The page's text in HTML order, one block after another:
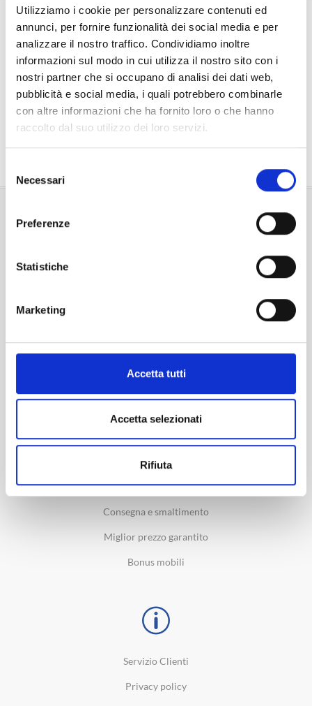
Utilizziamo i cookie per personalizzare contenuti ed
annunci, per fornire funzionalità dei social media e per
analizzare il nostro traffico. Condividiamo inoltre
informazioni sul modo in cui utilizza il nostro sito con i
nostri partner che si occupano di analisi dei dati web,
pubblicità e social media, i quali potrebbero combinarle
con altre informazioni che ha fornito loro o che hanno
raccolto dal suo utilizzo dei loro servizi.
delNecessari
Preferenze
Statistiche
Marketing
Accetta tutti
Accetta selezionati
Rifiuta
OFFERTE
L'AZIENDA
NEWS
DOVE SIAMO
SERVIZI
IVA agevolata 4%
Detrazione Fiscale 19%
Finanziamento
Consegna e smaltimento
Miglior prezzo garantito
Bonus mobili
Servizio Clienti
Privacy policy